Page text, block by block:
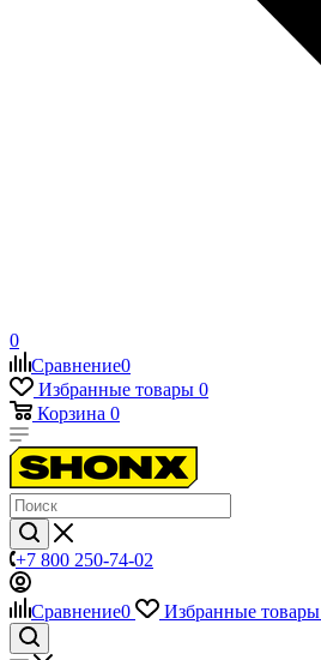
0
Сравнение0
Избранные товары 0
Корзина 0
+7 800 250-74-02
Сравнение0 Избранные товары